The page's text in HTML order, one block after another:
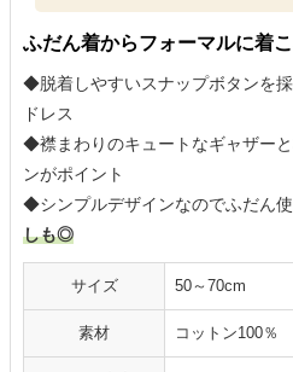
ふだん着からフォーマルに着
◆脱着しやすいスナップボタンを
ドレス
◆襟まわりのキュートなギャザー
ンがポイント
◆シンプルデザインなのでふだん
しも◎
サイズ 50～70cm
素材 コットン100％